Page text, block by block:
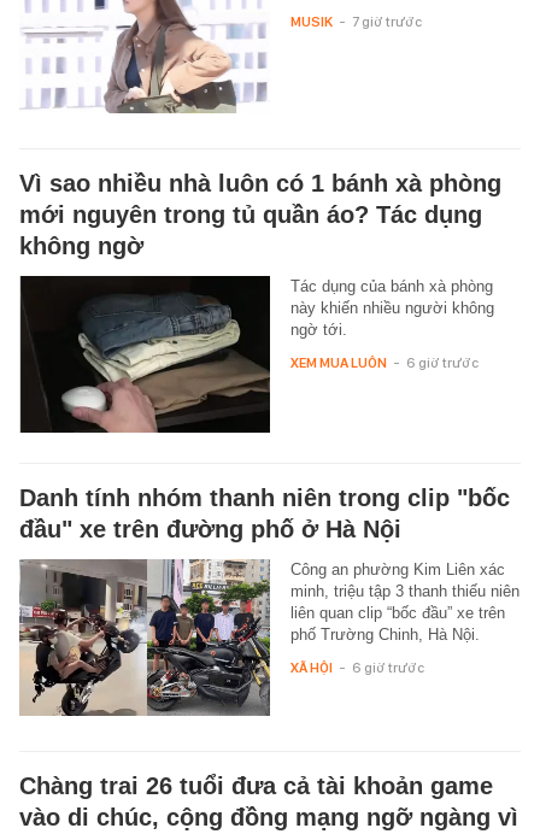
MUSIK - 7 giờ trước
Vì sao nhiều nhà luôn có 1 bánh xà phòng
mới nguyên trong tủ quần áo? Tác dụng
không ngờ
Tác dụng của bánh xà phòng
này khiến nhiều người không
ngờ tới.
XEM MUA LUÔN - 6 giờ trước
Danh tính nhóm thanh niên trong clip "bốc
đầu" xe trên đường phố ở Hà Nội
Công an phường Kim Liên xác
minh, triệu tập 3 thanh thiếu niên
liên quan clip “bốc đầu” xe trên
phố Trường Chinh, Hà Nội.
XÃ HỘI - 6 giờ trước
Chàng trai 26 tuổi đưa cả tài khoản game
vào di chúc, cộng đồng mạng ngỡ ngàng vì